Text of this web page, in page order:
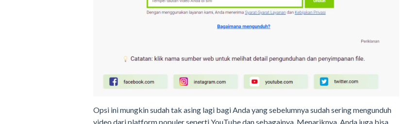
Opsi ini mungkin sudah tak asing lagi bagi Anda yang sebelumnya sudah sering mengunduh
video dari platform populer seperti YouTube dan sebagainya. Menariknya, Anda juga bisa